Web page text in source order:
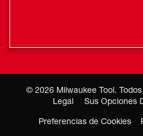
© 2026 Milwaukee Tool.
Legal
Sus Opciones
Preferencias de Cookies